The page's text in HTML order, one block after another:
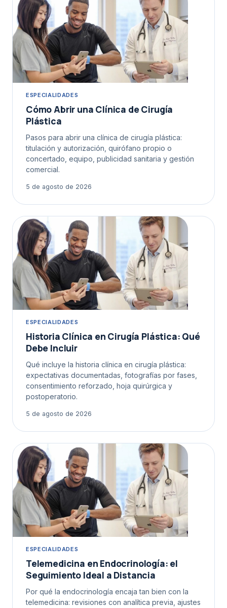
ESPECIALIDADES
Cómo Abrir una Clínica de Cirugía
Plástica
Pasos para abrir una clínica de cirugía plástica:
titulación y autorización, quirófano propio o
concertado, equipo, publicidad sanitaria y gestión
comercial.
5 de agosto de 2026
ESPECIALIDADES
Historia Clínica en Cirugía Plástica: Qué
Debe Incluir
Qué incluye la historia clínica en cirugía plástica:
expectativas documentadas, fotografías por fases,
consentimiento reforzado, hoja quirúrgica y
postoperatorio.
5 de agosto de 2026
ESPECIALIDADES
Telemedicina en Endocrinología: el
Seguimiento Ideal a Distancia
Por qué la endocrinología encaja tan bien con la
telemedicina: revisiones con analítica previa, ajustes